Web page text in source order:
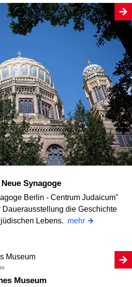
Synagoge
Berlin - Centrum Judaicum"
die Geschichte
Lebens. mehr
Museum